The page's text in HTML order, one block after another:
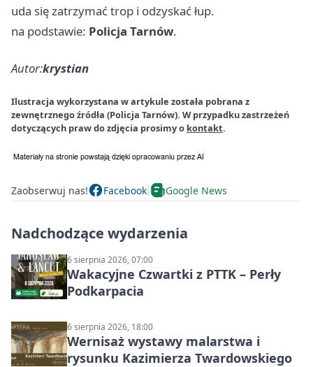
uda się zatrzymać trop i odzyskać łup.
na podstawie: Policja Tarnów.
Autor:krystian
Ilustracja wykorzystana w artykule została pobrana z
zewnętrznego źródła (Policja Tarnów). W przypadku zastrzeżeń
dotyczących praw do zdjęcia prosimy o kontakt.
Zaobserwuj nas! Facebook Google News
Nadchodzące wydarzenia
6 sierpnia 2026, 07:00
Wakacyjne Czwartki z PTTK – Perły
Podkarpacia
6 sierpnia 2026, 18:00
Wernisaż wystawy malarstwa i
rysunku Kazimierza Twardowskiego